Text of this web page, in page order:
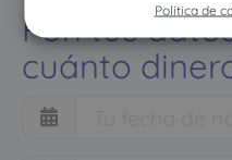
Política de
Pon tus
cuánto